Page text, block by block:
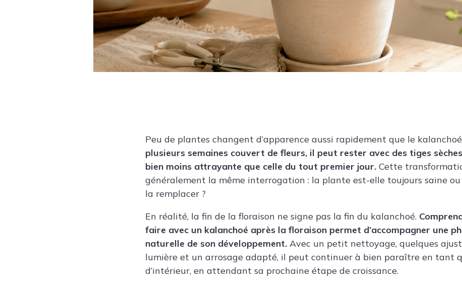
Peu de plantes changent d’apparence aussi rapidement que le
plusieurs semaines couvert de fleurs, il peut rester avec des tiges
bien moins attrayante que celle du tout premier jour. Cette
généralement la même interrogation : la plante est-elle toujours saine
la remplacer ?
En réalité, la fin de la floraison ne signe pas la fin du kalanchoé.
faire avec un kalanchoé après la floraison permet d’accompagner une
naturelle de son développement. Avec un petit nettoyage, quelques
lumière et un arrosage adapté, il peut continuer à bien paraître en tant
d’intérieur, en attendant sa prochaine étape de croissance.